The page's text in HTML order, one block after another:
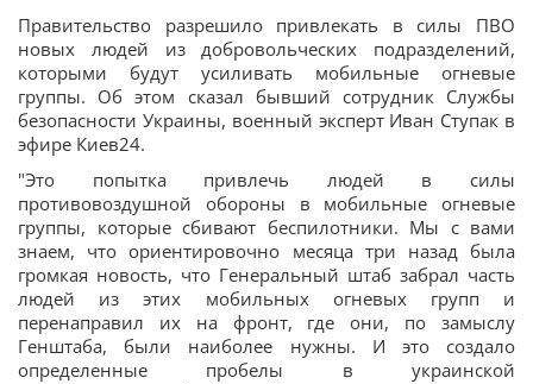
Правительство разрешило привлекать в силы ПВО
новых людей из добровольческих подразделений,
которыми будут усиливать мобильные огневые
группы. Об этом сказал бывший сотрудник Службы
безопасности Украины, военный эксперт Иван Ступак в
эфире Киев24.
"Это попытка привлечь людей в силы
противовоздушной обороны в мобильные огневые
группы, которые сбивают беспилотники. Мы с вами
знаем, что ориентировочно месяца три назад была
громкая новость, что Генеральный штаб забрал часть
людей из этих мобильных огневых групп и
перенаправил их на фронт, где они, по замыслу
Генштаба, были наиболее нужны. И это создало
определенные пробелы в украинской